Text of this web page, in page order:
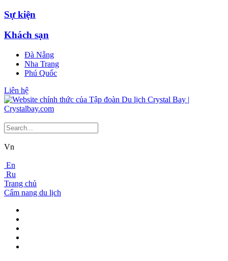
Sự kiện
Khách sạn
Đà Nẵng
Nha Trang
Phú Quốc
Liên hệ
Vn
En
Ru
Trang chủ
Cẩm nang du lịch